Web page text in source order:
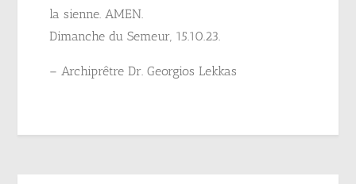
la sienne. AMEN.
Dimanche du Semeur, 15.10.23.
– Archiprêtre Dr. Georgios Lekkas